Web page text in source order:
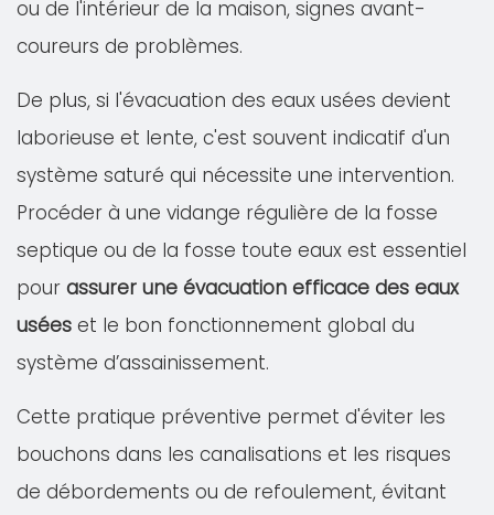
ou de l'intérieur de la maison, signes avant-
coureurs de problèmes.
De plus, si l'évacuation des eaux usées devient
laborieuse et lente, c'est souvent indicatif d'un
système saturé qui nécessite une intervention.
Procéder à une vidange régulière de la fosse
septique ou de la fosse toute eaux est essentiel
pour assurer une évacuation efficace des eaux
usées et le bon fonctionnement global du
système d’assainissement.
Cette pratique préventive permet d'éviter les
bouchons dans les canalisations et les risques
de débordements ou de refoulement, évitant